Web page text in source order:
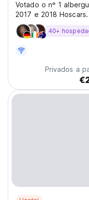
Votado o nº 1
2017 e 2018
amantes da
Parque Nacional
40+
Privados a